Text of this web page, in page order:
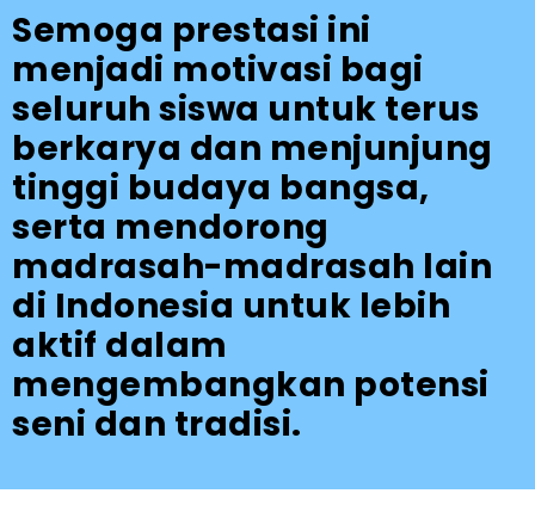
Semoga prestasi ini
menjadi motivasi bagi
seluruh siswa untuk terus
berkarya dan menjunjung
tinggi budaya bangsa,
serta mendorong
madrasah-madrasah lain
di Indonesia untuk lebih
aktif dalam
mengembangkan potensi
seni dan tradisi.